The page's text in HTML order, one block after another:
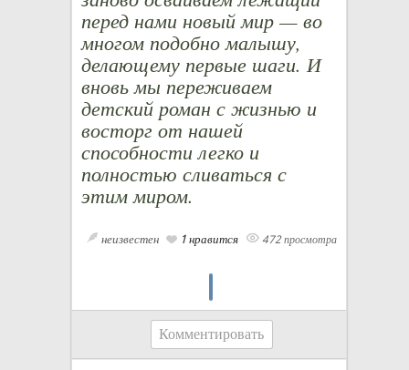
перед нами новый мир — во
многом подобно малышу,
делающему первые шаги. И
вновь мы переживаем
детский роман с жизнью и
восторг от нашей
способности легко и
полностью сливаться с
этим миром.
неизвестен 1 нравится 472 просмотра
Комментировать